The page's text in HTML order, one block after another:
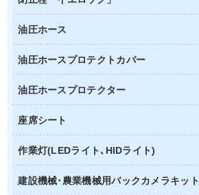
油圧ホース
油圧ホースプロテクトカバー
油圧ホースプロテクター
座席シート
作業灯(LEDライト､HIDライト)
建設機械･農業機械用バックカメラキット